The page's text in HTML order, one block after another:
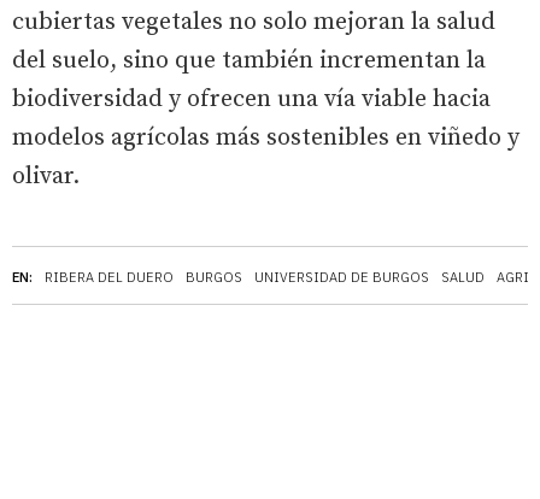
EN: RIBERA DEL DUERO BURGOS UNIVERSIDAD DE BURGOS SALUD
cubiertas vegetales no solo mejoran la salud
del suelo, sino que también incrementan la
biodiversidad y ofrecen una vía viable hacia
modelos agrícolas más sostenibles en viñedo y
olivar.